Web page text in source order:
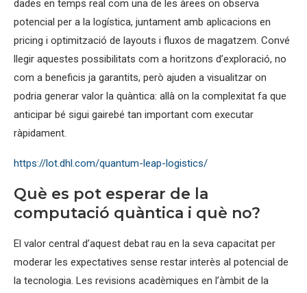
dades en temps real com una de les àrees on observa
potencial per a la logística, juntament amb aplicacions en
pricing i optimització de layouts i fluxos de magatzem. Convé
llegir aquestes possibilitats com a horitzons d’exploració, no
com a beneficis ja garantits, però ajuden a visualitzar on
podria generar valor la quàntica: allà on la complexitat fa que
anticipar bé sigui gairebé tan important com executar
ràpidament.
https://lot.dhl.com/quantum-leap-logistics/
Què es pot esperar de la
computació quàntica i què no?
El valor central d’aquest debat rau en la seva capacitat per
moderar les expectatives sense restar interès al potencial de
la tecnologia. Les revisions acadèmiques en l’àmbit de la